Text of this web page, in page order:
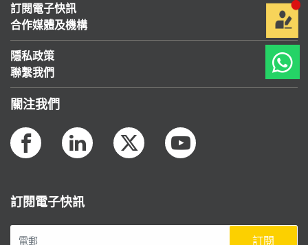
訂閱電子快訊
合作媒體及機構
隱私政策
聯繫我們
關注我們
訂閱電子快訊
訂閱